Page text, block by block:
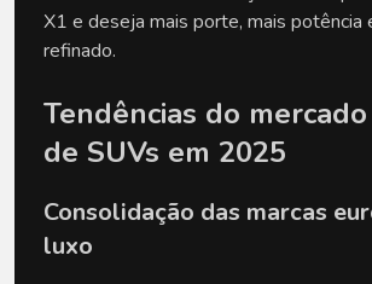
X1 e deseja mais porte, mais potência
refinado.
Tendências do
de SUVs em 2025
Consolidação das marcas
luxo